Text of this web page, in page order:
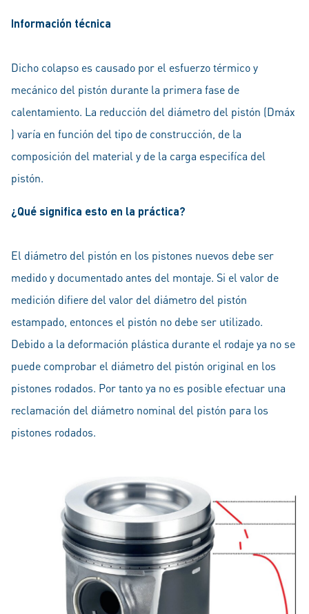
Información técnica
Dicho colapso es causado por el esfuerzo térmico y
mecánico del pistón durante la primera fase de
calentamiento. La reducción del diámetro del pistón (Dmáx
) varía en función del tipo de construcción, de la
composición del material y de la carga especifíca del
pistón.
¿Qué significa esto en la práctica?
El diámetro del pistón en los pistones nuevos debe ser
medido y documentado antes del montaje. Si el valor de
medición difiere del valor del diámetro del pistón
estampado, entonces el pistón no debe ser utilizado.
Debido a la deformación plástica durante el rodaje ya no se
puede comprobar el diámetro del pistón original en los
pistones rodados. Por tanto ya no es posible efectuar una
reclamación del diámetro nominal del pistón para los
pistones rodados.